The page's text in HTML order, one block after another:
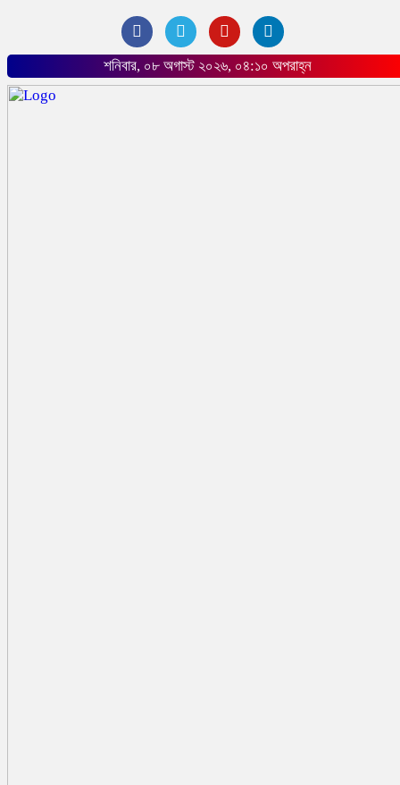
শনিবার, ০৮ অগাস্ট ২০২৬, ০৪:১০ অপরাহ্ন